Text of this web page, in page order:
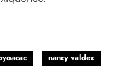
nancy valdez